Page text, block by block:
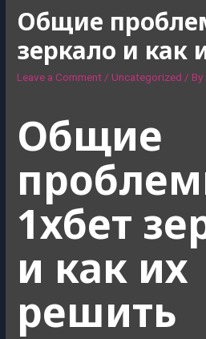
Общие
зеркало и как
Leave a Comment/Uncategorized / By
Общие
1хбет
и как их
решить